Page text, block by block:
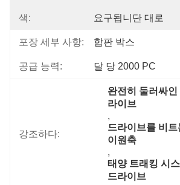
색: 요구됩니단 대로
포장 세부 사항: 합판 박스
공급 능력: 달 당 2000 PC
강조하다:
완전히 둘러싸
라이브
,
드라이브를 비
이원축
,
태양 트래킹 시
드라이브